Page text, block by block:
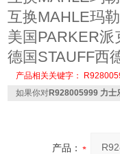
互换MAHLE玛
美国PARKER
德国STAUFF西
产品相关关键字：
如果你对R928005999 力士
产品：